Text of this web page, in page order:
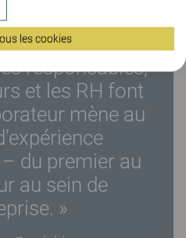
responsables,
et les RH font
mène au
du premier au
au sein de
»
les cookies